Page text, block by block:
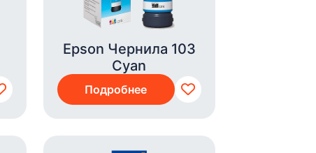
Epson Чернила 103
Cyan
Подробнее